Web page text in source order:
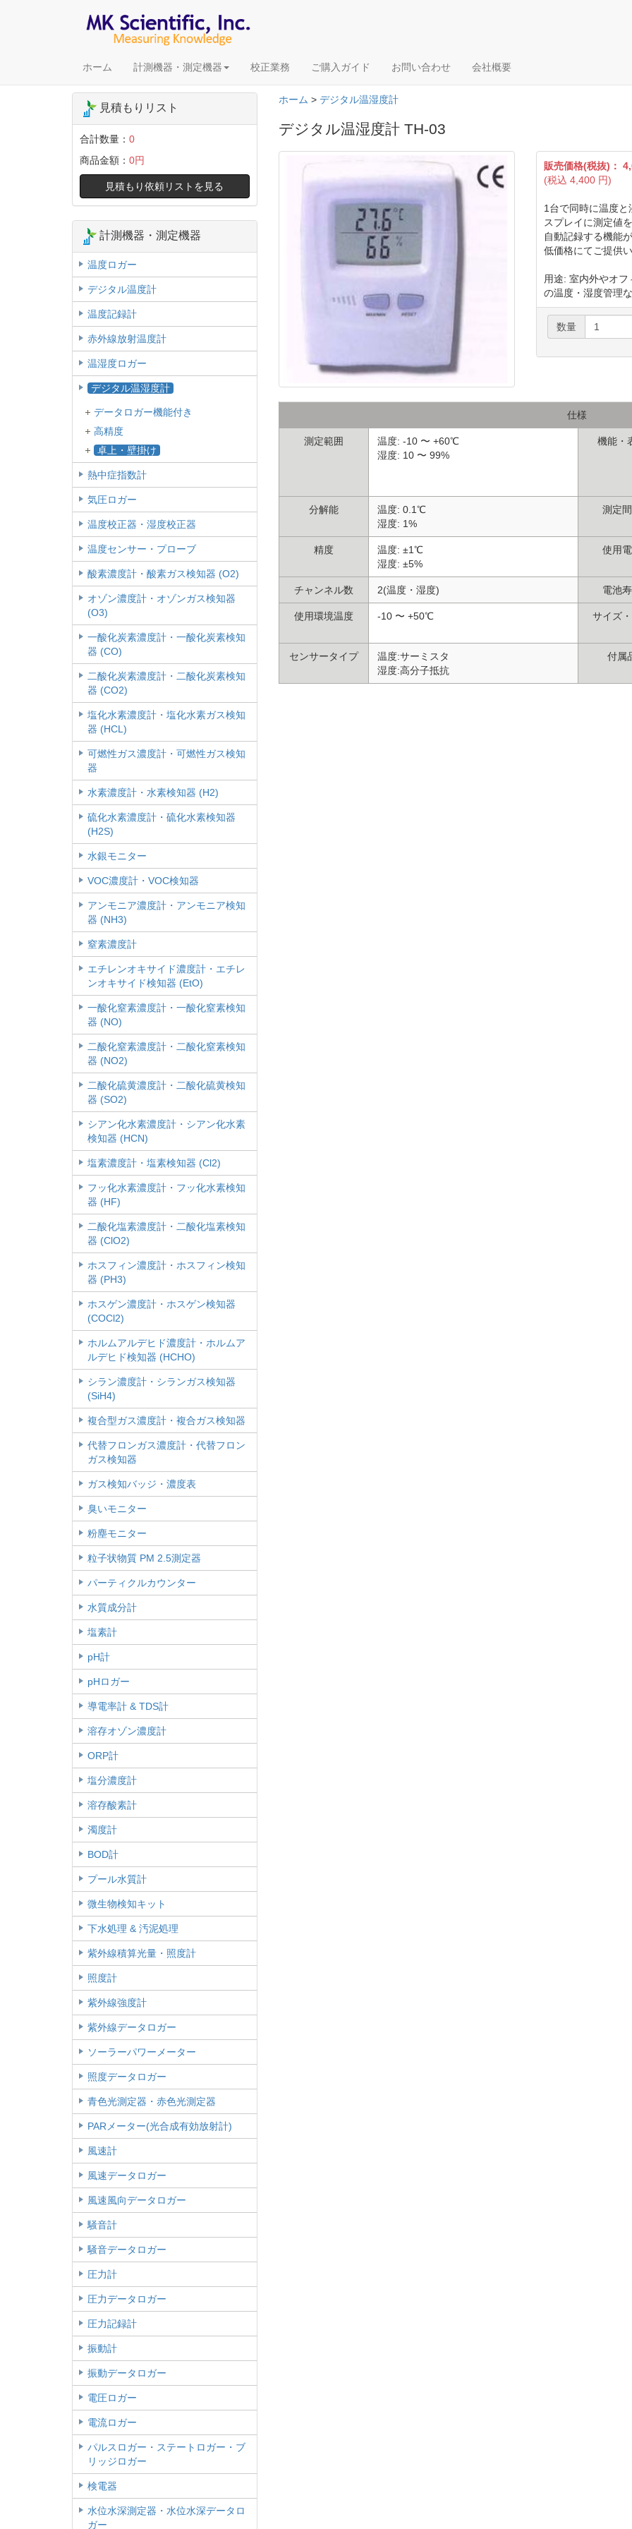
ホーム 計測機器・測定機器 校正業務 ご購入ガイド お問い合わせ 会社概要
ホーム > デジタル温湿度計
デジタル温湿度計 TH-03
販売価格(税抜)：
(税込4,400 円)
1台で同時に温度
スプレイに測定値
自動記録する機能
低価格にてご提供
用途: 室内外やオ
の温度・湿度管理
数量
仕様
測定範囲
温度: -10 〜 +60℃
湿度: 10 〜 99%
機能・
分解能
温度: 0.1℃
湿度: 1%
測定
精度
温度: ±1℃
湿度: ±5%
使用
チャンネル数 2(温度・湿度) 電池
使用環境温度 -10 〜 +50℃ サイズ
センサータイプ
温度:サーミスタ
湿度:高分子抵抗
付属
見積もりリスト
合計数量： 0
商品金額： 0円
見積もり依頼リストを見る
計測機器・測定機器
温度ロガー
デジタル温度計
温度記録計
赤外線放射温度計
温湿度ロガー
デジタル温湿度計
データロガー機能付き
高精度
卓上・壁掛け
熱中症指数計
気圧ロガー
温度校正器・湿度校正器
温度センサー・プローブ
酸素濃度計・酸素ガス検知器 (O2)
オゾン濃度計・オゾンガス検知器
(O3)
一酸化炭素濃度計・一酸化炭素検知
器 (CO)
二酸化炭素濃度計・二酸化炭素検知
器 (CO2)
塩化水素濃度計・塩化水素ガス検知
器 (HCL)
可燃性ガス濃度計・可燃性ガス検知
器
水素濃度計・水素検知器 (H2)
硫化水素濃度計・硫化水素検知器
(H2S)
水銀モニター
VOC濃度計・VOC検知器
アンモニア濃度計・アンモニア検知
器 (NH3)
窒素濃度計
エチレンオキサイド濃度計・エチレ
ンオキサイド検知器 (EtO)
一酸化窒素濃度計・一酸化窒素検知
器 (NO)
二酸化窒素濃度計・二酸化窒素検知
器 (NO2)
二酸化硫黄濃度計・二酸化硫黄検知
器 (SO2)
シアン化水素濃度計・シアン化水素
検知器 (HCN)
塩素濃度計・塩素検知器 (Cl2)
フッ化水素濃度計・フッ化水素検知
器 (HF)
二酸化塩素濃度計・二酸化塩素検知
器 (ClO2)
ホスフィン濃度計・ホスフィン検知
器 (PH3)
ホスゲン濃度計・ホスゲン検知器
(COCl2)
ホルムアルデヒド濃度計・ホルムア
ルデヒド検知器 (HCHO)
シラン濃度計・シランガス検知器
(SiH4)
複合型ガス濃度計・複合ガス検知器
代替フロンガス濃度計・代替フロン
ガス検知器
ガス検知バッジ・濃度表
臭いモニター
粉塵モニター
粒子状物質 PM 2.5測定器
パーティクルカウンター
水質成分計
塩素計
pH計
pHロガー
導電率計 & TDS計
溶存オゾン濃度計
ORP計
塩分濃度計
溶存酸素計
濁度計
BOD計
プール水質計
微生物検知キット
下水処理 & 汚泥処理
紫外線積算光量・照度計
照度計
紫外線強度計
紫外線データロガー
ソーラーパワーメーター
照度データロガー
青色光測定器・赤色光測定器
PARメーター(光合成有効放射計)
風速計
風速データロガー
風速風向データロガー
騒音計
騒音データロガー
圧力計
圧力データロガー
圧力記録計
振動計
振動データロガー
電圧ロガー
電流ロガー
パルスロガー・ステートロガー・ブ
リッジロガー
検電器
水位水深測定器・水位水深データロ
ガー